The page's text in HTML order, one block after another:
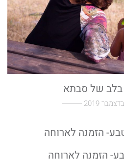
בלב של סבתא
הזמנה לארוחה